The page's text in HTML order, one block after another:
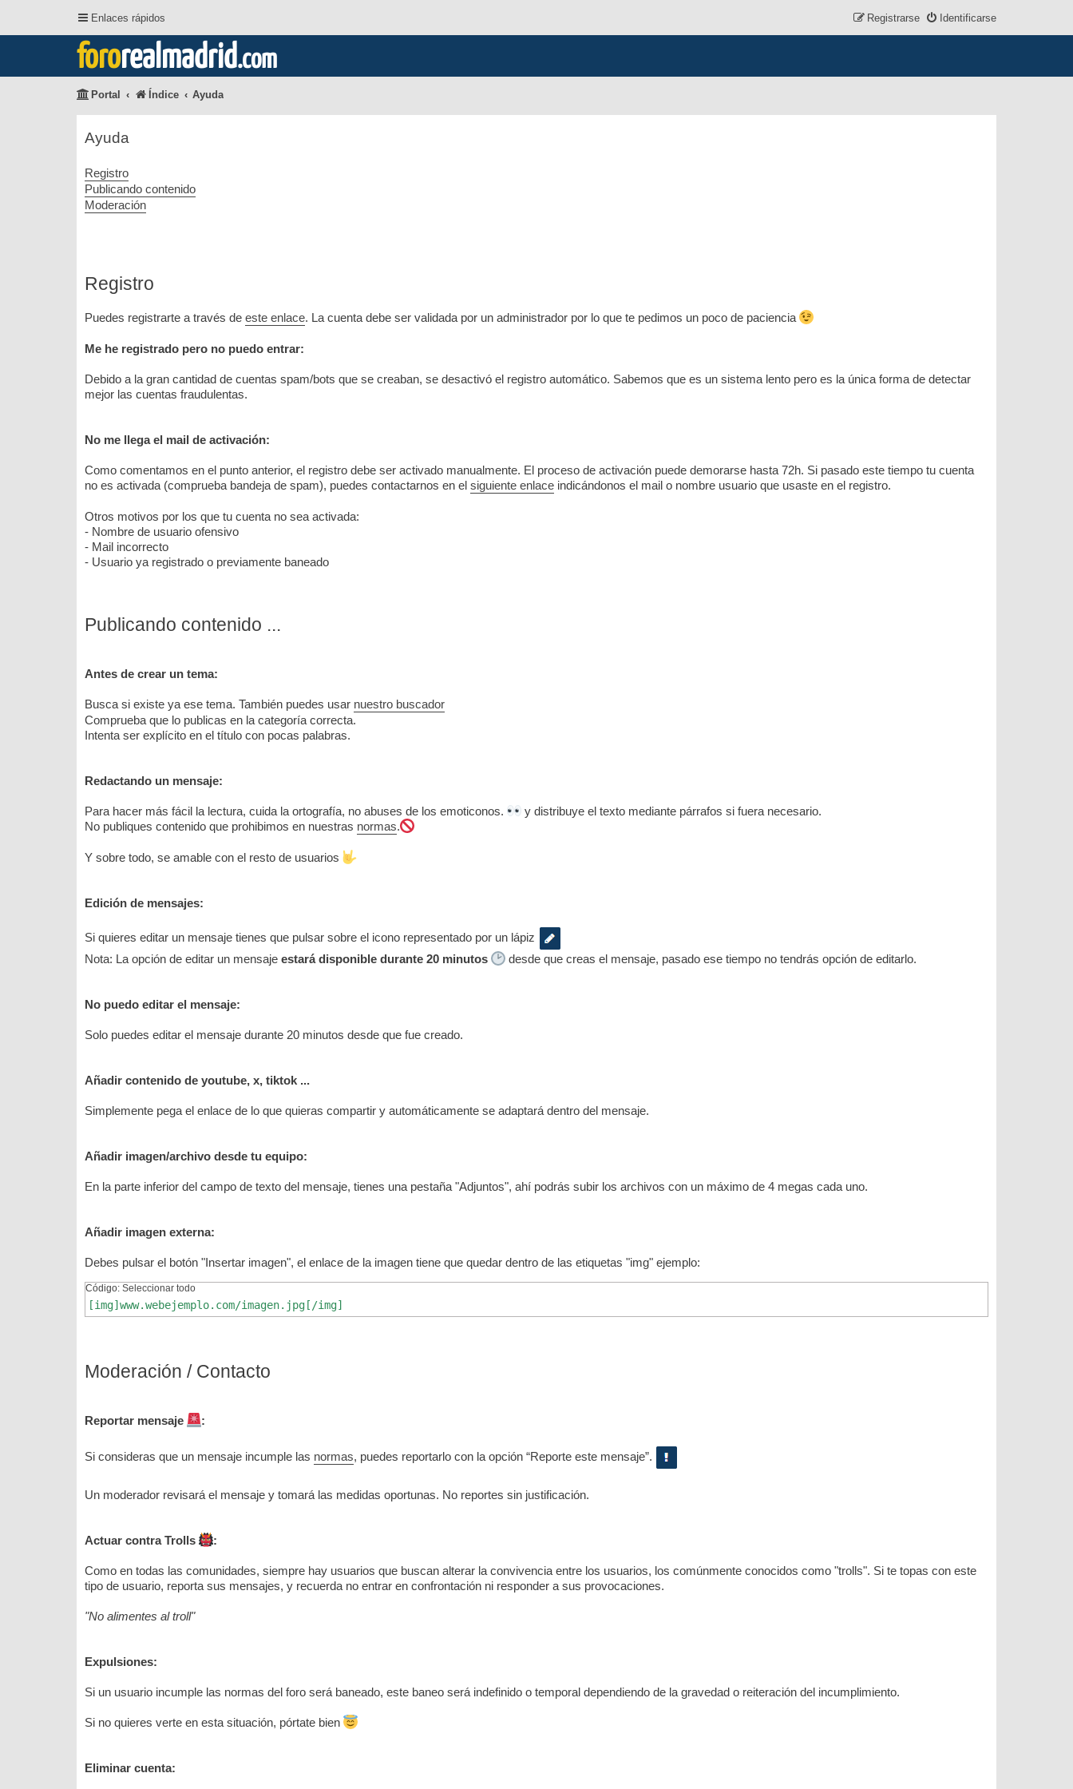
Enlaces rápidos Identificarse
Registrarse
fororealmadrid.com
Portal Índice Ayuda
Ayuda
Registro
Publicando contenido
Moderación
Registro
Puedes registrarte a través de este enlace. La cuenta debe ser validada por un administrador por lo que te pedimos un poco de paciencia
Me he registrado pero no puedo entrar:
Debido a la gran cantidad de cuentas spam/bots que se creaban, se desactivó el registro automático. Sabemos que es un sistema lento pero es la única forma de detectar
mejor las cuentas fraudulentas.
No me llega el mail de activación:
Como comentamos en el punto anterior, el registro debe ser activado manualmente. El proceso de activación puede demorarse hasta 72h. Si pasado este tiempo tu cuenta
no es activada (comprueba bandeja de spam), puedes contactarnos en el siguiente enlace indicándonos el mail o nombre usuario que usaste en el registro.
Otros motivos por los que tu cuenta no sea activada:
- Nombre de usuario ofensivo
- Mail incorrecto
- Usuario ya registrado o previamente baneado
Publicando contenido ...
Antes de crear un tema:
Busca si existe ya ese tema. También puedes usar nuestro buscador
Comprueba que lo publicas en la categoría correcta.
Intenta ser explícito en el título con pocas palabras.
Redactando un mensaje:
Para hacer más fácil la lectura, cuida la ortografía, no abuses de los emoticonos.
y distribuye el texto mediante párrafos si fuera necesario.
No publiques contenido que prohibimos en nuestras normas.
Y sobre todo, se amable con el resto de usuarios
Edición de mensajes:
Si quieres editar un mensaje tienes que pulsar sobre el icono representado por un lápiz
Nota: La opción de editar un mensaje estará disponible durante 20 minutos desde que creas el mensaje, pasado ese tiempo no tendrás opción de editarlo.
No puedo editar el mensaje:
Solo puedes editar el mensaje durante 20 minutos desde que fue creado.
Añadir contenido de youtube, x, tiktok ...
Simplemente pega el enlace de lo que quieras compartir y automáticamente se adaptará dentro del mensaje.
Añadir imagen/archivo desde tu equipo:
En la parte inferior del campo de texto del mensaje, tienes una pestaña "Adjuntos", ahí podrás subir los archivos con un máximo de 4 megas cada uno.
Añadir imagen externa:
Debes pulsar el botón "Insertar imagen", el enlace de la imagen tiene que quedar dentro de las etiquetas "img" ejemplo:
Código: Seleccionar todo
[img]www.webejemplo.com/imagen.jpg[/img]
Moderación / Contacto
Reportar mensaje :
Si consideras que un mensaje incumple las normas, puedes reportarlo con la opción “Reporte este mensaje”.
Un moderador revisará el mensaje y tomará las medidas oportunas. No reportes sin justificación.
Actuar contra Trolls :
Como en todas las comunidades, siempre hay usuarios que buscan alterar la convivencia entre los usuarios, los comúnmente conocidos como "trolls". Si te topas con este
tipo de usuario, reporta sus mensajes, y recuerda no entrar en confrontación ni responder a sus provocaciones.
"No alimentes al troll"
Expulsiones:
Si un usuario incumple las normas del foro será baneado, este baneo será indefinido o temporal dependiendo de la gravedad o reiteración del incumplimiento.
Si no quieres verte en esta situación, pórtate bien
Eliminar cuenta: